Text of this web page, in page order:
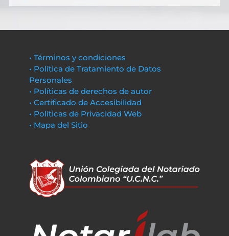
• Términos y condiciones
• Política de Tratamiento de Datos
Personales
• Políticas de derechos de autor
• Certificado de Accesibilidad
• Políticas de Privacidad Web
• Mapa del Sitio